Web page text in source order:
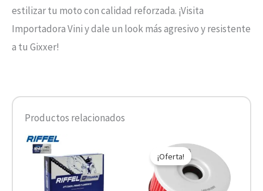
estilizar tu moto con calidad reforzada. ¡Visita
Importadora Vini y dale un look más agresivo y resistente
a tu Gixxer!
Productos relacionados
¡Oferta!
precio
original
era:
$7.590.
precio
actual
es:
$3.795.